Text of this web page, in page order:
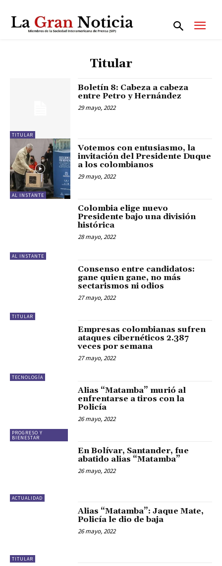
Titular
TITULAR
Boletín 8: Cabeza a cabeza
entre Petro y Hernández
29 mayo, 2022
AL INSTANTE
Votemos con entusiasmo, la
invitación del Presidente Duque
a los colombianos
29 mayo, 2022
AL INSTANTE
Colombia elige nuevo
Presidente bajo una división
histórica
28 mayo, 2022
TITULAR
Consenso entre candidatos:
gane quien gane, no más
sectarismos ni odios
27 mayo, 2022
TECNOLOGÍA
Empresas colombianas sufren
ataques cibernéticos 2.387
veces por semana
27 mayo, 2022
PROGRESO Y
BIENESTAR
Alias “Matamba” murió al
enfrentarse a tiros con la
Policía
26 mayo, 2022
ACTUALIDAD
En Bolívar, Santander, fue
abatido alias “Matamba”
26 mayo, 2022
TITULAR
Alias “Matamba”: Jaque Mate,
Policía le dio de baja
26 mayo, 2022